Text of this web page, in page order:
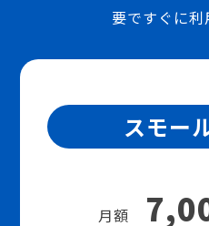
要ですぐに利
スモー
月額